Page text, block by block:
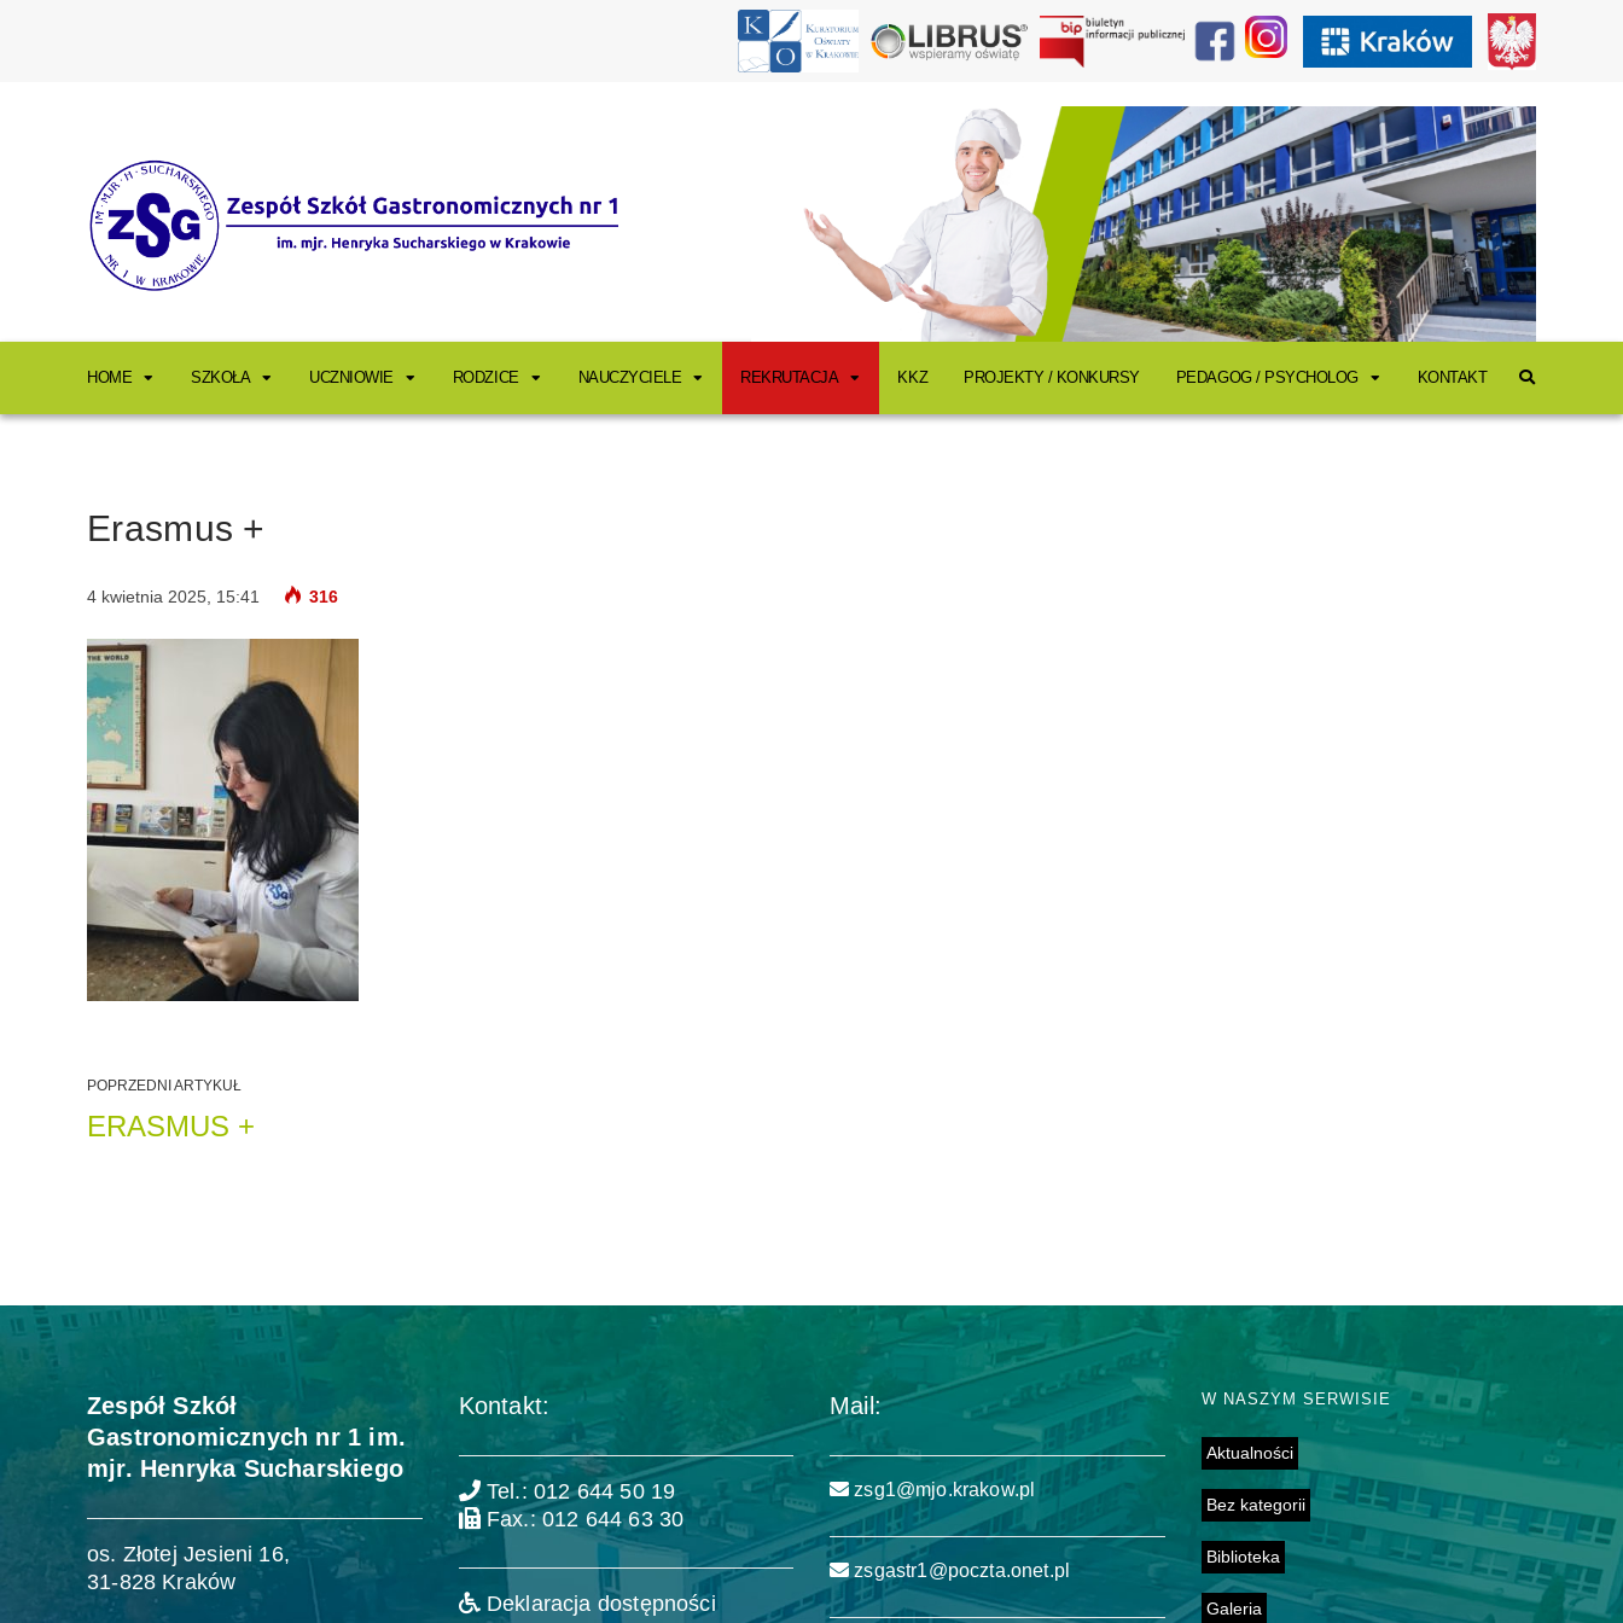
HOME SZKOŁA UCZNIOWIE RODZICE NAUCZYCIELE REKRUTACJA KKZ PROJEKTY / KONKURSY PEDAGOG / PSYCHOLOG KONTAKT
Erasmus +
4 kwietnia 2025, 15:41 316
POPRZEDNI ARTYKUŁ
ERASMUS +
Zespół Szkół
Gastronomicznych nr 1 im.
mjr. Henryka Sucharskiego
os. Złotej Jesieni 16,
31-828 Kraków
Kontakt:
Tel.: 012 644 50 19
Fax.: 012 644 63 30
Deklaracja dostępności
Mail:
zsg1@mjo.krakow.pl
zsgastr1@poczta.onet.pl
W NASZYM SERWISIE
Aktualności
Bez kategorii
Biblioteka
Galeria